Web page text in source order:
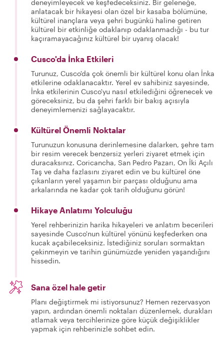
deneyimleyecek ve keşfedeceksiniz. Bir geleneğe,
anlatacak bir hikayesi olan özel bir kasaba bölümüne,
kültürel inançlara veya şehri bugünkü haline getiren
kültürel bir etkinliğe odaklanıp odaklanmadığı - bu tur
kaçıramayacağınız kültürel bir uyanış olacak!
Cusco'da İnka Etkileri
Turunuz, Cusco'da çok önemli bir kültürel konu olan İnka
etkilerine odaklanacaktır. Yerel ev sahibiniz sayesinde,
İnka etkilerinin Cusco'yu nasıl etkilediğini öğrenecek ve
göreceksiniz, bu da şehri farklı bir bakış açısıyla
deneyimlemenizi sağlayacaktır.
Kültürel Önemli Noktalar
Turunuzun konusuna derinlemesine dalarken, şehre tam
bir resim verecek benzersiz yerleri ziyaret etmek için
duracaksınız. Coricancha, San Pedro Pazarı, On İki Açılı
Taş ve daha fazlasını ziyaret edin ve bu kültürel öne
çıkanların yerel yaşamın bir parçası olduğunu ama
arkalarında ne kadar çok tarih olduğunu görün!
Hikaye Anlatımı Yolculuğu
Yerel rehberinizin harika hikayeleri ve anlatım becerileri
sayesinde Cusco'nun kültürel yönünü keşfederken ona
kucak açabileceksiniz. İstediğiniz soruları sormaktan
çekinmeyin ve tarihin günümüzde yeniden yaşandığını
hissedin.
Sana özel hale getir
Planı değiştirmek mi istiyorsunuz? Hemen rezervasyon
yapın, ardından önemli noktaları düzenlemek, durakları
atlamak veya tercihlerinize göre küçük değişiklikler
yapmak için rehberinizle sohbet edin.